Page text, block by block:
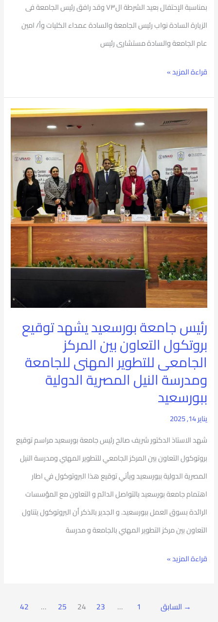
بمناسبة الإحتفال بعيد الشرطة ال٧٣ وقد رافق رئيس الجامعة فى
الزيارة السادة نواب رئيس الجامعة والسادة عمداء الكليات وأ/ امين
عام الجامعة والسادة مستشارى رئيس
قراءة المزيد »
رئيس جامعة بورسعيد يشهد توقيع
بروتكول التعاون بين المركز
الجامعى للتطوير المهنى للجامعة
ومدرسة النيل المصرية الدولية
ببورسعيد
يناير 14, 2025
شهد الاستاذ الدكتور شريف صالح رئيس جامعة بورسعيد مراسم توقيع
بروتوكول التعاون بين المركز الجامعي للتطوير المهني ومدرسة النيل
المصرية الدولية ببورسعيد ويأتي توقيع هذا البروتوكول في اطار
اهتمام جامعة بورسعيد بالتواصل الدائم و التعاون مع المؤسسات
الرائدة بسوق العمل ببورسعيد. و الجدير بالذكر أن البروتوكول يتناول
التعاون بين مركز التطوير المهني بالجامعة و مدرسة
جامعة
بورسعيد
يشهد
توقيع
بروتكول
التعاون
بين
المركز
الجامعى
للتطوير
للجامعة
ومدرسة
النيل
المصرية
الدولية
ببورسعيد
قراءة المزيد »
→ السابق 1
…
23
24
25
…
42